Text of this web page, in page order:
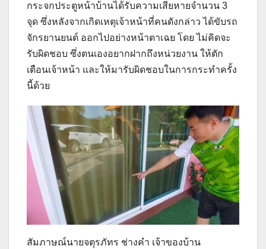
กระจกประตูหน้าบ้านได้รับความเสียหายจำนวน 3
จุด ซึ่งหลังจากเกิดเหตุเจ้าหน้าที่คนดังกล่าว ได้ขับรถ
จักรยานยนต์ ออกไปอย่างหน้าตาเฉย โดย ไม่คิดจะ
รับผิดชอบ ซึ่งตนเองอยากฝากถึงหน่วยงาน ให้ตัก
เตือนเจ้าหน้า และให้มารับผิดชอบในการกระทำครั้ง
นี้ด้วย
สัมภาษณ์นายจตุรภัทร ช่างคำ เจ้าของบ้าน